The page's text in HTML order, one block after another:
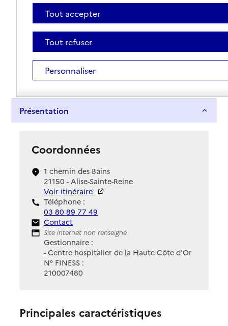
Présentation
Coordonnées
1 chemin des Bains
21150 - Alise-Sainte-Reine
Voir itinéraire
Téléphone :
03 80 89 77 49
Contact
Contact
Site Internet
Site internet non renseigné
Gestionnaire :
- Centre hospitalier de la Haute Côte d'Or
N° FINESS :
210007480
Principales caractéristiques
Tout accepter
Tout refuser
Personnaliser